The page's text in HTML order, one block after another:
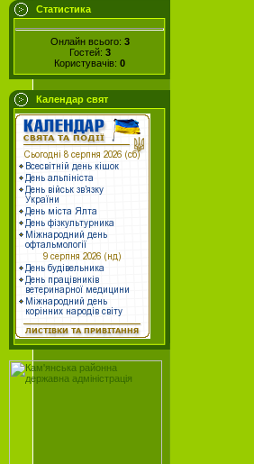
Статистика
Онлайн всього: 3
Гостей: 3
Користувачів: 0
Календар свят